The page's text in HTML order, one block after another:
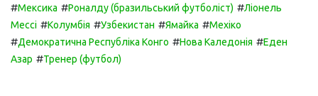
#Мексика #Роналду (бразильський футболіст) #Ліонель
Мессі #Колумбія #Узбекистан #Ямайка #Мехіко
#Демократична Республіка Конго #Нова Каледонія #Еден
Азар #Тренер (футбол)